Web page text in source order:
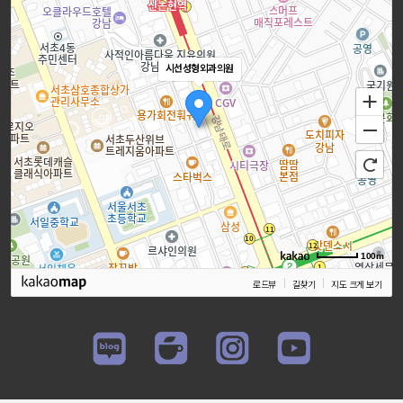
시선성형외과의원
100m
로드뷰 길찾기 지도 크게 보기